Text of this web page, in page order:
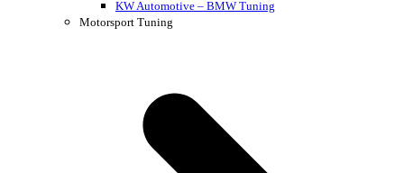
KW Automotive – BMW Tuning
Motorsport Tuning